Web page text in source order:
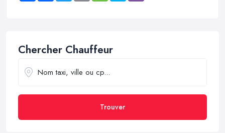
Chercher Chauffeur
Trouver